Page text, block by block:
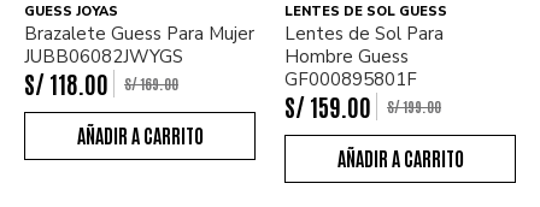
GUESS JOYAS
Brazalete Guess Para Mujer
JUBB06082JWYGS
S/118 00 S/169.00
LENTES DE SOL GUESS
Lentes de Sol Para
Hombre Guess
GF000895801F
S/159 00 S/199.00